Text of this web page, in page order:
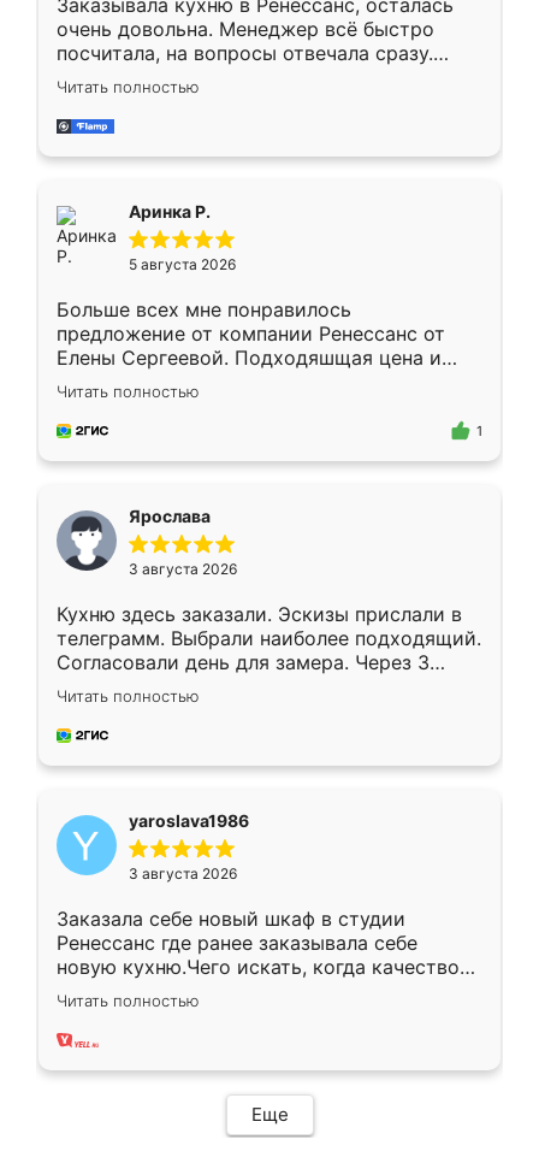
Заказывала кухню в Ренессанс, осталась
очень довольна. Менеджер всё быстро
посчитала, на вопросы отвечала сразу.
Замерщик приехал в субботу, подошёл к
делу со всей ответственностью. Собрали
за день, ребята работали аккуратно, даже
Читать полностью
Аринка Р.
5 августа 2026
Больше всех мне понравилось
предложение от компании Ренессанс от
Елены Сергеевой. Подходяшщая цена и
короткие сроки изготовления. Приехавший
для замера сотрудник Владислав
предложил по моему эскизу самый
Читать полностью
1
Ярослава
3 августа 2026
Кухню здесь заказали. Эскизы прислали в
телеграмм. Выбрали наиболее подходящий.
Согласовали день для замера. Через 3
недели кухня была уже готова. Остались
довольны работой. Спасибо Ренессанс
мебель за качественную работу!
Читать полностью
yaroslava1986
3 августа 2026
Заказала себе новый шкаф в студии
Ренессанс где ранее заказывала себе
новую кухню.Чего искать, когда качеством
вполне довольна. Служит кухня уже почти
два года, нареканий нет.
Читать полностью
Еще